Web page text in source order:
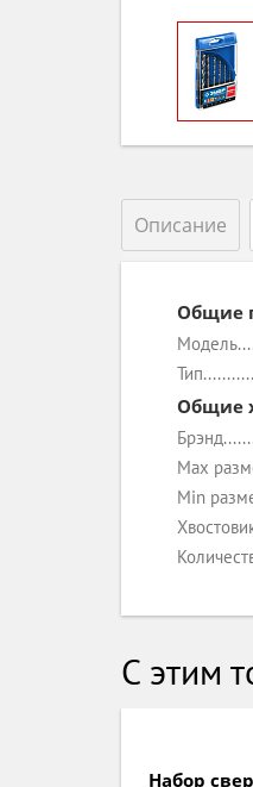
Описание
Общие
Модель
Тип
Общие
Брэнд
Max
Min
С этим
Набор